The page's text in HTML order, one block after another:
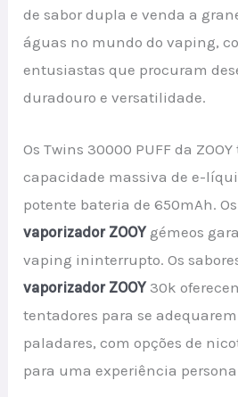
de sabor dupla e venda a
águas no mundo do vaping,
entusiastas que procuram
duradouro e versatilidade.
Os Twins 30000 PUFF da
capacidade massiva de e-
potente bateria de 650mAh.
vaporizador ZOOY gémeos
vaping ininterrupto. Os
vaporizador ZOOY 30k
tentadores para se adequarem
paladares, com opções de
para uma experiência